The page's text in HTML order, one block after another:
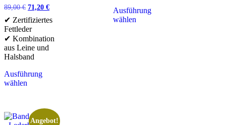
89,00€ 71,20 €
✔ Zertifiziertes
Fettleder
✔ Kombination
aus Leine und
Halsband
Ausführung
wählen
Ausführung
wählen
Angebot!